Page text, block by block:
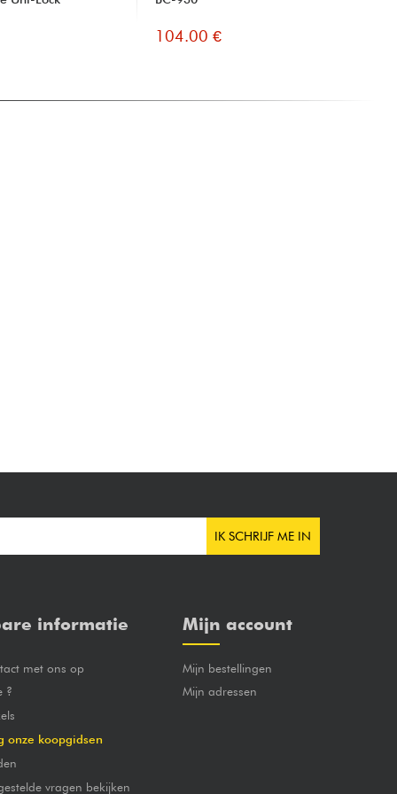
104.00 €
IK SCHRIJF ME IN
informatie
met ons op
?
onze koopgidsen
vragen bekijken
Mijn account
Mijn bestellingen
Mijn adressen